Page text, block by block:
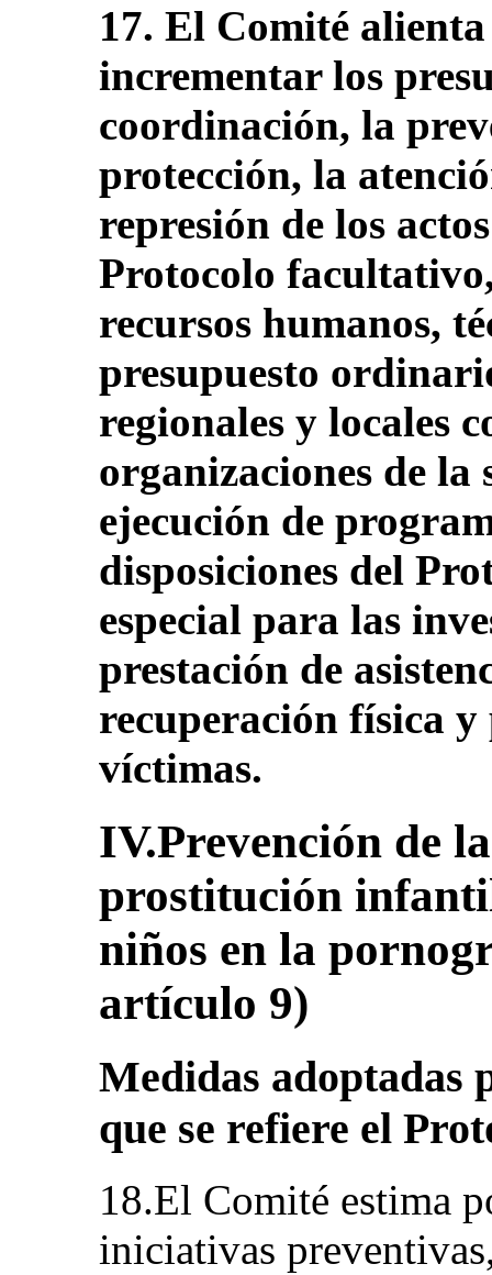
17. El Comité
incrementar los
coordinación, la
protección, la
represión de los
Protocolo
recursos humanos,
presupuesto
regionales y locales
organizaciones de
ejecución de
disposiciones del
especial para las
prestación de
recuperación física y
víctimas.
IV.Prevención de
prostitución
niños en la
artículo 9)
Medidas adoptadas
que se refiere el
18.El Comité estima
iniciativas